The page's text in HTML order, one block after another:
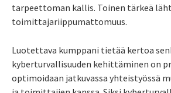
tarpeettoman kallis. Toinen tärkeä
toimittajariippumattomuus.
Luotettava kumppani tietää kertoa
kyberturvallisuuden kehittäminen on
optimoidaan jatkuvassa yhteistyössä